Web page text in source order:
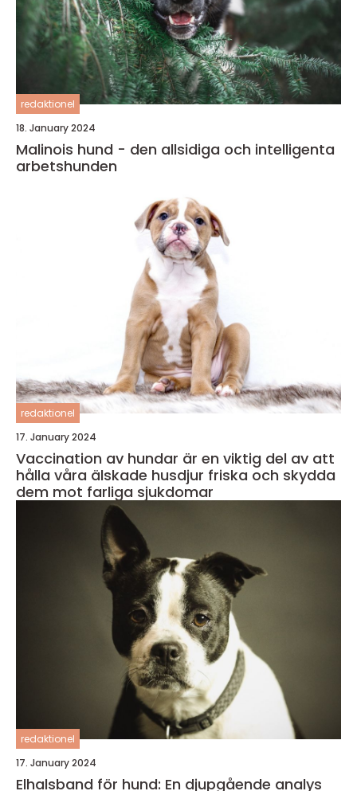
redaktionel
18. January 2024
Malinois hund - den allsidiga och intelligenta
arbetshunden
redaktionel
17. January 2024
Vaccination av hundar är en viktig del av att
hålla våra älskade husdjur friska och skydda
dem mot farliga sjukdomar
redaktionel
17. January 2024
Elhalsband för hund: En djupgående analys